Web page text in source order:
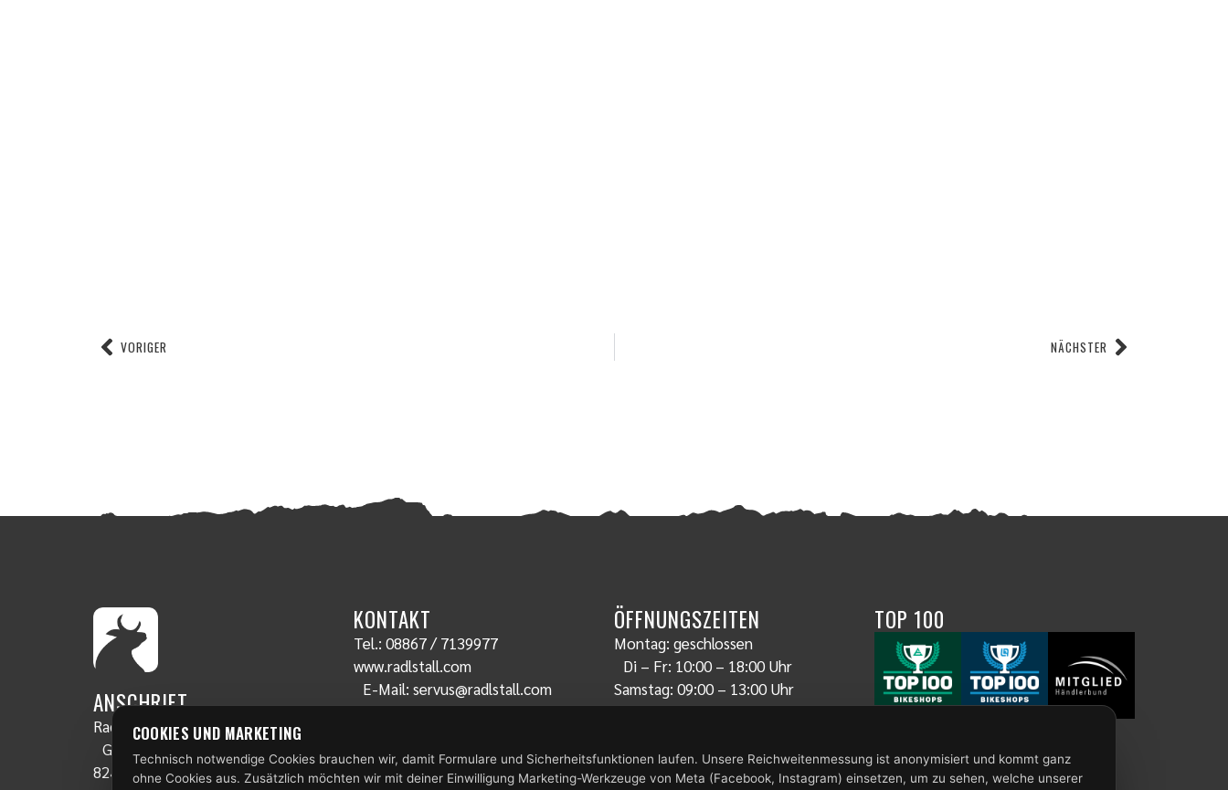
VORIGER NÄCHSTER
ANSCHRIFT
Radlstall
Gschwendt 19
82435 Bad Bayersoien
KONTAKT
Tel.: 08867 / 7139977
www.radlstall.com
E-Mail: servus@radlstall.com
ÖFFNUNGSZEITEN
Montag: geschlossen
Di – Fr: 10:00 – 18:00 Uhr
Samstag: 09:00 – 13:00 Uhr
TOP 100
COOKIES UND MARKETING
Technisch notwendige Cookies brauchen wir, damit Formulare und Sicherheitsfunktionen laufen. Unsere Reichweitenmessung ist anonymisiert und kommt ganz
ohne Cookies aus. Zusätzlich möchten wir mit deiner Einwilligung Marketing-Werkzeuge von Meta (Facebook, Instagram) einsetzen, um zu sehen, welche unserer